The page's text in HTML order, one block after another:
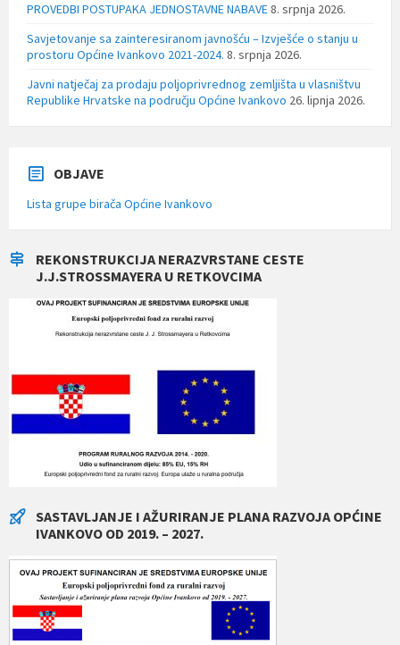
PROVEDBI POSTUPAKA JEDNOSTAVNE NABAVE8. srpnja 2026.
Savjetovanje sa zainteresiranom javnošću – Izvješće o stanju u
prostoru Općine Ivankovo 2021-2024. 8. srpnja 2026.
Javni natječaj za prodaju poljoprivrednog zemljišta u vlasništvu
Republike Hrvatske na području Općine Ivankovo 26. lipnja 2026.
OBJAVE
Lista grupe birača Općine Ivankovo
REKONSTRUKCIJA NERAZVRSTANE CESTE
J.J.STROSSMAYERA U RETKOVCIMA
SASTAVLJANJE I AŽURIRANJE PLANA RAZVOJA OPĆINE
IVANKOVO OD 2019. – 2027.